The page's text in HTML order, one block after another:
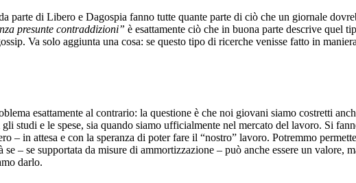
parte di Libero e Dagospia fanno tutte quante parte di ciò che un giornale
presunte contraddizioni” è esattamente ciò che in buona parte descrive quel
Va solo aggiunta una cosa: se questo tipo di ricerche venisse fatto in
esattamente al contrario: la questione è che noi giovani siamo costretti
gli studi e le spese, sia quando siamo ufficialmente nel mercato del lavoro. Si
– in attesa e con la speranza di poter fare il “nostro” lavoro. Potremmo
– se supportata da misure di ammortizzazione – può anche essere un valore,
darlo.